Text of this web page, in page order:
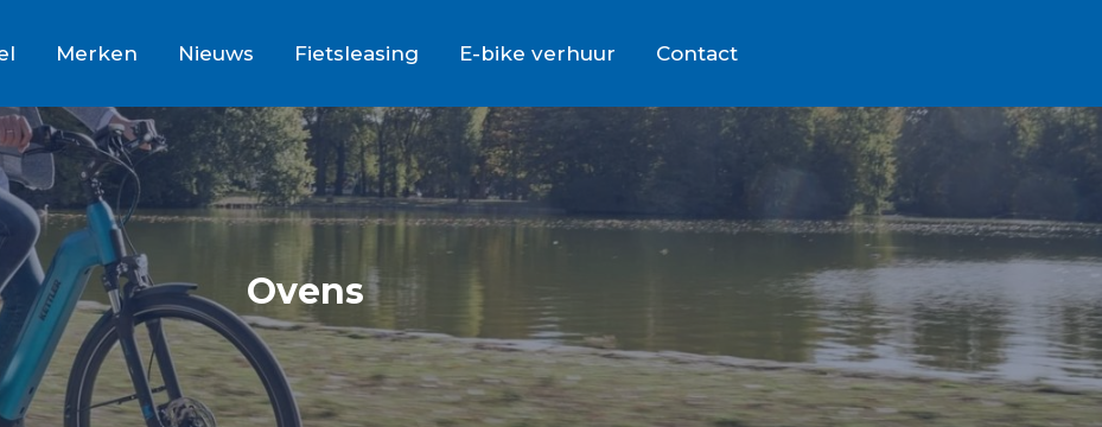
Merken Nieuws Fietsleasing E-bike verhuur Contact
Ovens